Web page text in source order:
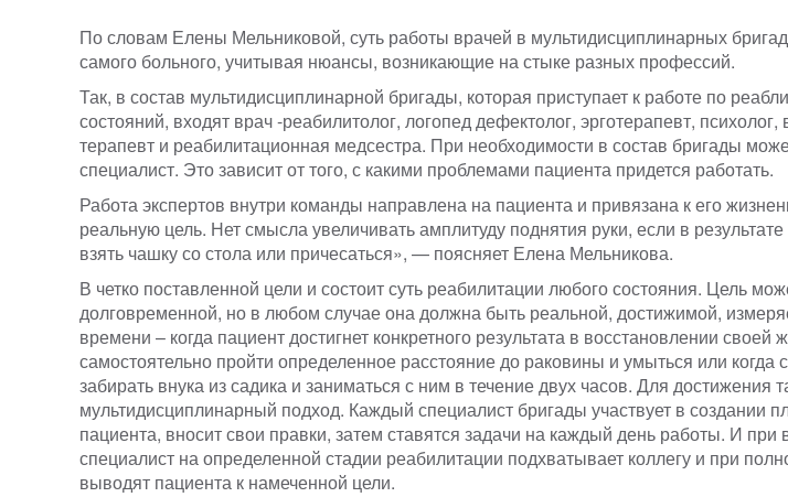
По словам Елены Мельниковой, суть работы врачей в мультидисциплинарных
самого больного, учитывая нюансы, возникающие на стыке разных профессий.
Так, в состав мультидисциплинарной бригады, которая приступает к работе по
состояний, входят врач -реабилитолог, логопед дефектолог, эрготерапевт,
терапевт и реабилитационная медсестра. При необходимости в состав бригады
специалист. Это зависит от того, с какими проблемами пациента придется работать.
Работа экспертов внутри команды направлена на пациента и привязана к его
реальную цель. Нет смысла увеличивать амплитуду поднятия руки, если в
взять чашку со стола или причесаться», — поясняет Елена Мельникова.
В четко поставленной цели и состоит суть реабилитации любого состояния. Цель
долговременной, но в любом случае она должна быть реальной, достижимой,
времени – когда пациент достигнет конкретного результата в восстановлении
самостоятельно пройти определенное расстояние до раковины и умыться или когда
забирать внука из садика и заниматься с ним в течение двух часов. Для достижения
мультидисциплинарный подход. Каждый специалист бригады участвует в создании
пациента, вносит свои правки, затем ставятся задачи на каждый день работы. И
специалист на определенной стадии реабилитации подхватывает коллегу и при
выводят пациента к намеченной цели.